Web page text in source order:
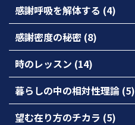
感謝呼吸を解体する (4)
感謝密度の秘密 (8)
時のレッスン (14)
暮らしの中の相対性理論 (5)
望む在り方のチカラ (5)